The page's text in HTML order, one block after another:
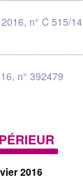
n° C 515/14
n° 392479
2016